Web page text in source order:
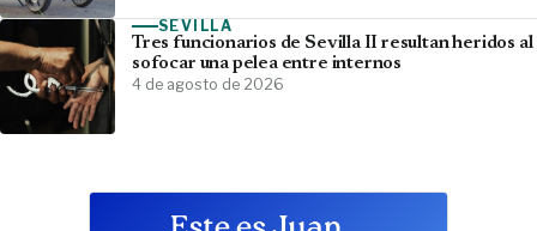
SEVILLA
Tres funcionarios de Sevilla II resultan heridos al
sofocar una pelea entre internos
4 de agosto de 2026